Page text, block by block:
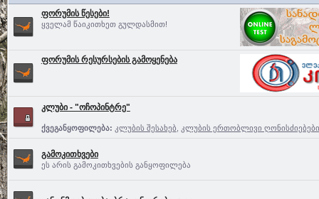
ფორუმის წესები!
ყველამ წაიკითხეთ გულდასმით!
ფორუმის რესურსების გამოყენება
კლუბი - "ოჩოპინტრე"
ქვეგანყოფილება: კლუბის შესახებ კლუბის ერთობლივი ღონისძიებები
გამოკითხვები
ეს არის გამოკითხვების განყოფილება